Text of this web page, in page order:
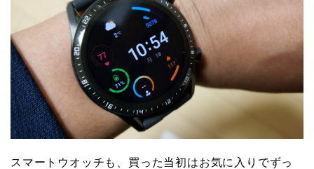
スマートウオッチも、買った当初はお気に入りでずっ